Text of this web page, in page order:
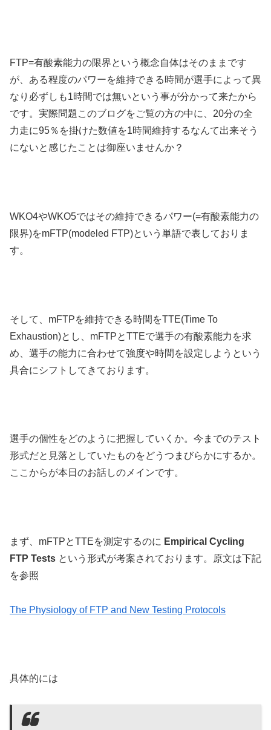
FTP=有酸素能力の限界という概念自体はそのままです
が、ある程度のパワーを維持できる時間が選手によって異
なり必ずしも1時間では無いという事が分かって来たから
です。実際問題このブログをご覧の方の中に、20分の全
力走に95％を掛けた数値を1時間維持するなんて出来そう
にないと感じたことは御座いませんか？
WKO4やWKO5ではその維持できるパワー(=有酸素能力の
限界)をmFTP(modeled FTP)という単語で表しておりま
す。
そして、mFTPを維持できる時間をTTE(Time To
Exhaustion)とし、mFTPとTTEで選手の有酸素能力を求
め、選手の能力に合わせて強度や時間を設定しようという
具合にシフトしてきております。
選手の個性をどのように把握していくか。今までのテスト
形式だと見落としていたものをどうつまびらかにするか。
ここからが本日のお話しのメインです。
まず、mFTPとTTEを測定するのに Empirical Cycling
FTP Tests という形式が考案されております。原文は下記
を参照
The Physiology of FTP and New Testing Protocols
具体的には